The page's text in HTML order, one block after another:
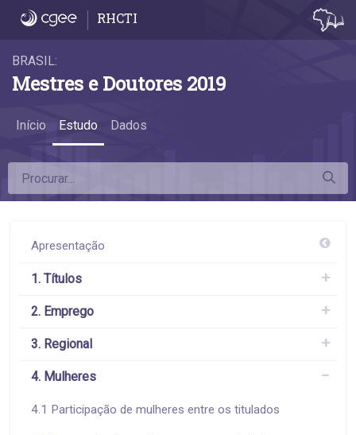
4.9 Diferença da remuneração das
RHCTI
BRASIL:
Mestres e Doutores 2019
Início Estudo Dados
Apresentação
1. Títulos
2. Emprego
3. Regional
4. Mulheres
4.1 Participação de mulheres entre os titulados